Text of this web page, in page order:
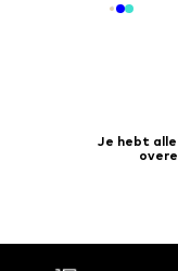
Je hebt